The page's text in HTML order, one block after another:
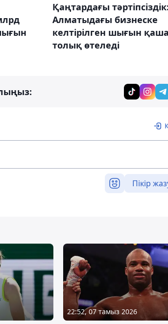
Қаңтардағы
Алматыдағы бизнеске
келтірілген шығын
толық өтеледі
Пікір
22:52, 07 тамыз 2026